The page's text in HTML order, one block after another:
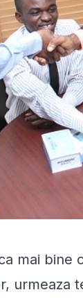
mai bine
urmeaza